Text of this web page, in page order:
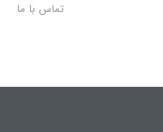
تماس با ما